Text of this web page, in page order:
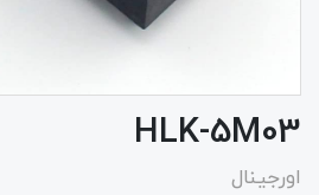
HLK-5M03
اورجینال